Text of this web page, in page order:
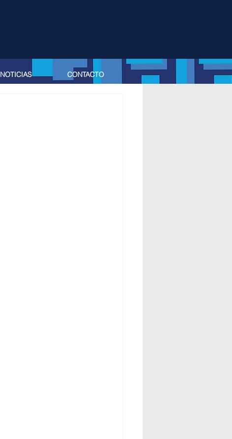
NOTICIAS CONTACTO